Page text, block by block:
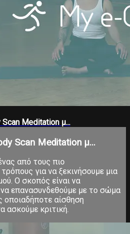
Meditation μ...
Scan Meditation μ...
από τους πιο
για να ξεκινήσουμε μια
Ο σκοπός είναι να
να επανασυνδεθούμε με το σώμα
αίσθηση
ασκούμε κριτική.